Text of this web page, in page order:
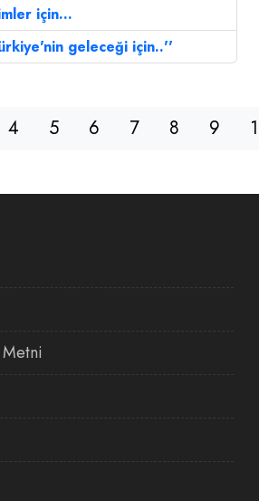
için...
geleceği için..''
4 5 6 7 8 9
Metni